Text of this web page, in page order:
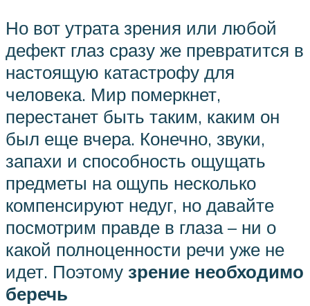
Но вот утрата зрения или любой
дефект глаз сразу же превратится в
настоящую катастрофу для
человека. Мир померкнет,
перестанет быть таким, каким он
был еще вчера. Конечно, звуки,
запахи и способность ощущать
предметы на ощупь несколько
компенсируют недуг, но давайте
посмотрим правде в глаза – ни о
какой полноценности речи уже не
идет. Поэтому зрение необходимо
беречь